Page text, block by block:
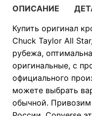
ОПИСАНИЕ
Купить оригинал
Chuck Taylor All
рубежа,
оригинальные, с
официального
можете выбрать
обычной.